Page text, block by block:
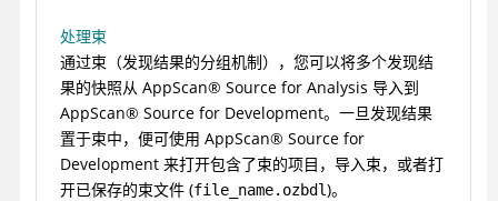
处理束
通过束（发现结果的分组机制），您可以将多个发现结
果的快照从 AppScan® Source for Analysis 导入到
AppScan® Source for Development。一旦发现结果
置于束中，便可使用 AppScan® Source for
Development 来打开包含了束的项目，导入束，或者打
开已保存的束文件 (file_name.ozbdl)。